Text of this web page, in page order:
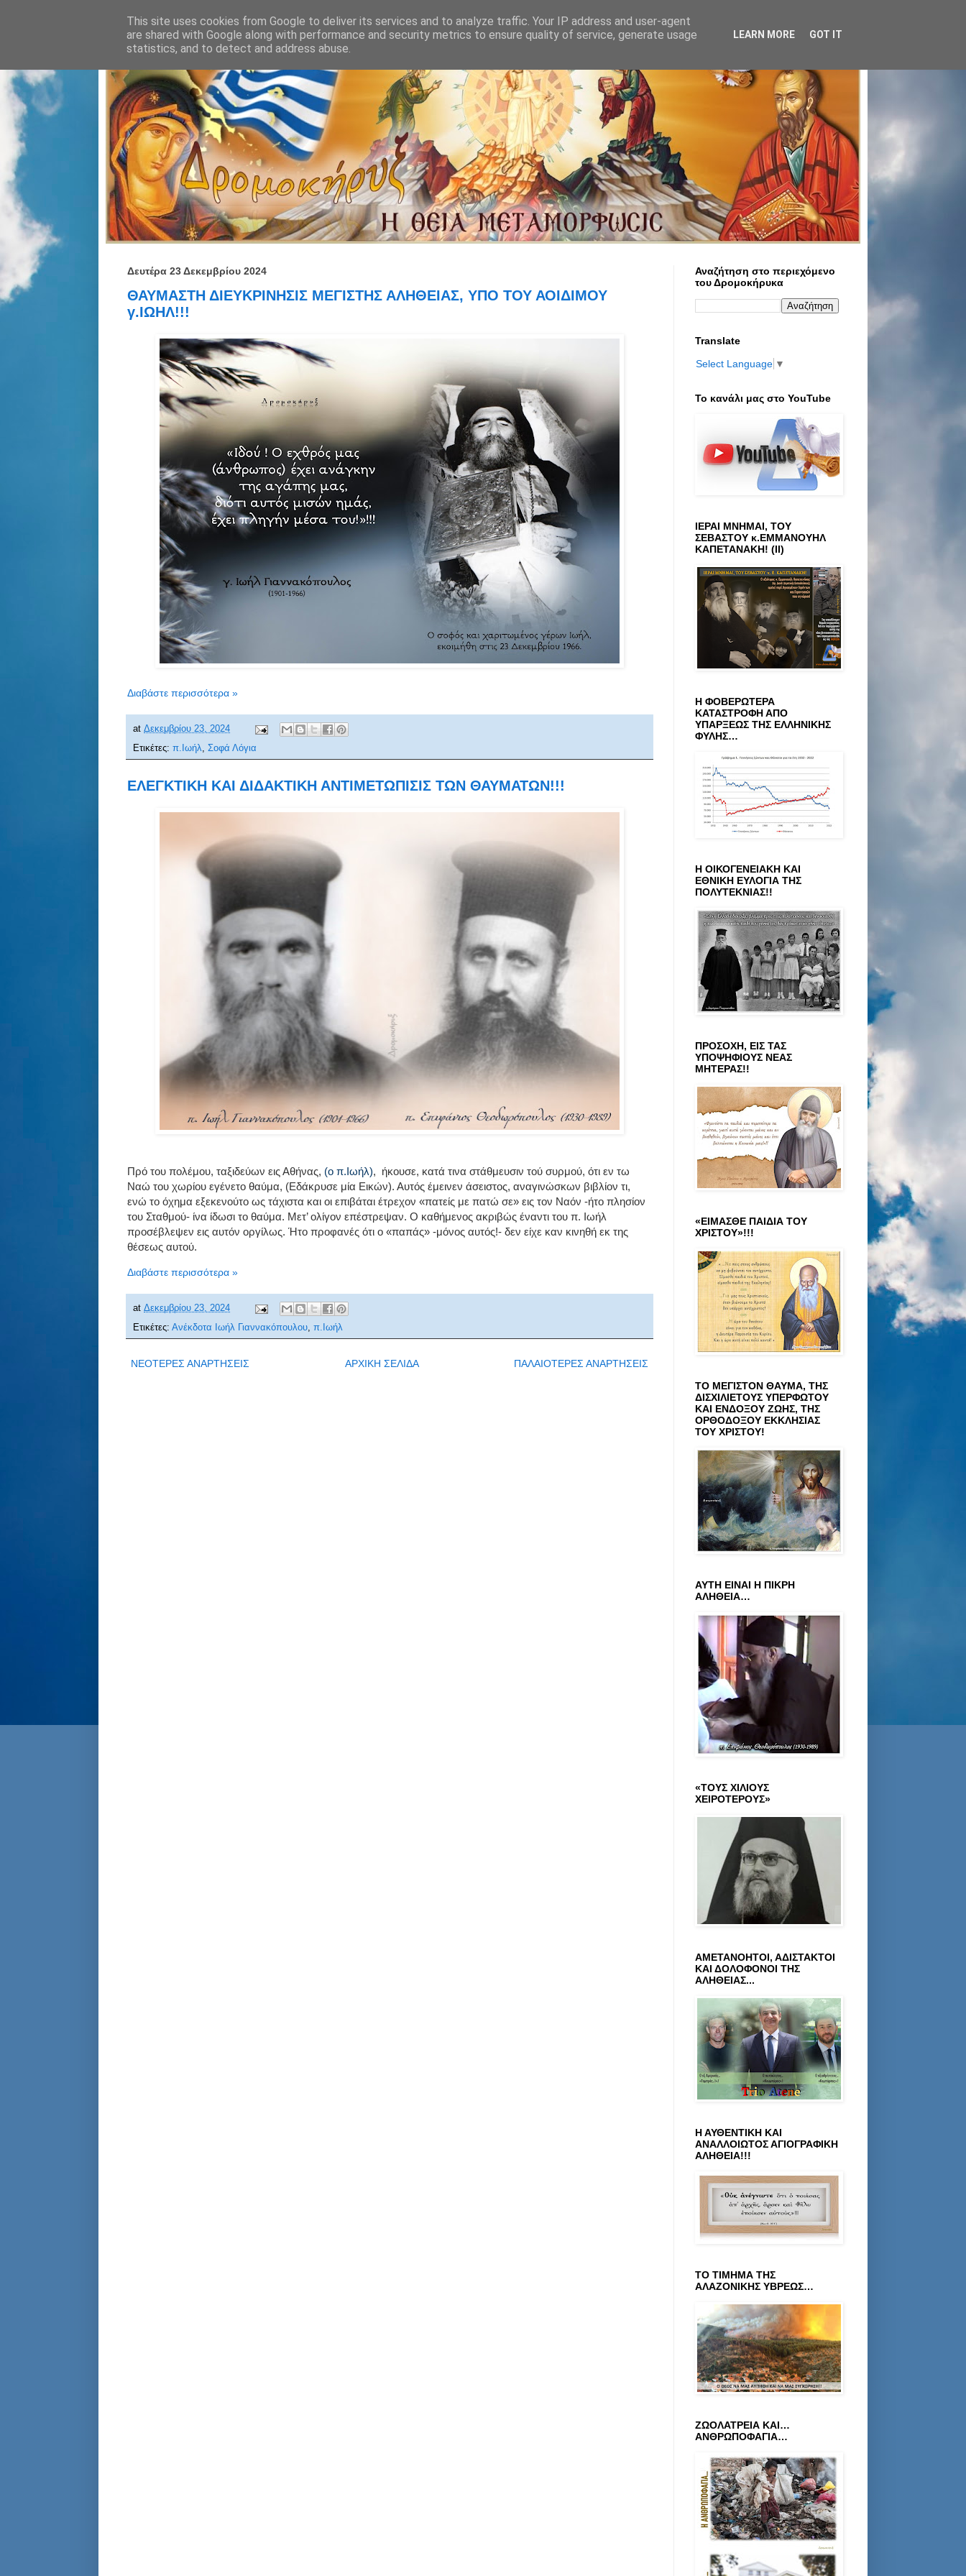
Δευτέρα 23 Δεκεμβρίου 2024
ΘΑΥΜΑΣΤΗ ΔΙΕΥΚΡΙΝΗΣΙΣ ΜΕΓΙΣΤΗΣ ΑΛΗΘΕΙΑΣ, ΥΠΟ ΤΟΥ ΑΟΙΔΙΜΟΥ
γ.ΙΩΗΛ!!!
Διαβάστε περισσότερα »
at Δεκεμβρίου 23, 2024
Ετικέτες: π.Ιωήλ, Σοφά Λόγια
ΕΛΕΓΚΤΙΚΗ ΚΑΙ ΔΙΔΑΚΤΙΚΗ ΑΝΤΙΜΕΤΩΠΙΣΙΣ ΤΩΝ ΘΑΥΜΑΤΩΝ!!!
Πρό του πολέμου, ταξιδεύων εις Αθήνας, (ο π.Ιωήλ), ήκουσε, κατά τινα στάθμευσιν τού συρμού, ότι εν τω
Ναώ του χωρίου εγένετο θαύμα, (Εδάκρυσε μία Εικών). Αυτός έμεινεν άσειστος, αναγινώσκων βιβλίον τι,
ενώ το όχημα εξεκενούτο ως τάχιστα και οι επιβάται έτρεχον «πατείς με πατώ σε» εις τον Ναόν -ήτο πλησίον
του Σταθμού- ίνα ίδωσι το θαύμα. Μετ’ ολίγον επέστρεψαν. Ο καθήμενος ακριβώς έναντι του π. Ιωήλ
προσέβλεψεν εις αυτόν οργίλως. Ήτο προφανές ότι ο «παπάς» -μόνος αυτός!- δεν είχε καν κινηθή εκ της
θέσεως αυτού.
Διαβάστε περισσότερα »
at Δεκεμβρίου 23, 2024
Ετικέτες: Ανέκδοτα Ιωήλ Γιαννακόπουλου, π.Ιωήλ
ΝΕΟΤΕΡΕΣ ΑΝΑΡΤΗΣΕΙΣ ΠΑΛΑΙΟΤΕΡΕΣ ΑΝΑΡΤΗΣΕΙΣ
ΑΡΧΙΚΗ ΣΕΛΙΔΑ
Αναζήτηση στο περιεχόμενο
του Δρομοκήρυκα
Translate
Select Language ▼
Το κανάλι μας στο ΥοuTube
ΙΕΡΑΙ ΜΝΗΜΑΙ, ΤΟΥ
ΣΕΒΑΣΤΟΥ κ.ΕΜΜΑΝΟΥΗΛ
ΚΑΠΕΤΑΝΑΚΗ! (ΙΙ)
Η ΦΟΒΕΡΩΤΕΡΑ
ΚΑΤΑΣΤΡΟΦΗ ΑΠΟ
ΥΠΑΡΞΕΩΣ ΤΗΣ ΕΛΛΗΝΙΚΗΣ
ΦΥΛΗΣ…
Η ΟΙΚΟΓΕΝΕΙΑΚΗ ΚΑΙ
ΕΘΝΙΚΗ ΕΥΛΟΓΙΑ ΤΗΣ
ΠΟΛΥΤΕΚΝΙΑΣ!!
ΠΡΟΣΟΧΗ, ΕΙΣ ΤΑΣ
ΥΠΟΨΗΦΙΟΥΣ ΝΕΑΣ
ΜΗΤΕΡΑΣ!!
«ΕΙΜΑΣΘΕ ΠΑΙΔΙΑ ΤΟΥ
ΧΡΙΣΤΟΥ»!!!
ΤΟ ΜΕΓΙΣΤΟΝ ΘΑΥΜΑ, ΤΗΣ
ΔΙΣΧΙΛΙΕΤΟΥΣ ΥΠΕΡΦΩΤΟΥ
ΚΑΙ ΕΝΔΟΞΟΥ ΖΩΗΣ, ΤΗΣ
ΟΡΘΟΔΟΞΟΥ ΕΚΚΛΗΣΙΑΣ
ΤΟΥ ΧΡΙΣΤΟΥ!
ΑΥΤΗ ΕΙΝΑΙ Η ΠΙΚΡΗ
ΑΛΗΘΕΙΑ…
«ΤΟΥΣ ΧΙΛΙΟΥΣ
ΧΕΙΡΟΤΕΡΟΥΣ»
ΑΜΕΤΑΝΟΗΤΟΙ, ΑΔΙΣΤΑΚΤΟΙ
ΚΑΙ ΔΟΛΟΦΟΝΟΙ ΤΗΣ
ΑΛΗΘΕΙΑΣ...
Η ΑΥΘΕΝΤΙΚΗ ΚΑΙ
ΑΝΑΛΛΟΙΩΤΟΣ ΑΓΙΟΓΡΑΦΙΚΗ
ΑΛΗΘΕΙΑ!!!
ΤΟ ΤΙΜΗΜΑ ΤΗΣ
ΑΛΑΖΟΝΙΚΗΣ ΥΒΡΕΩΣ…
ΖΩΟΛΑΤΡΕΙΑ ΚΑΙ…
ΑΝΘΡΩΠΟΦΑΓΙΑ…
This site uses cookies from Google to deliver its services and to analyze traffic. Your IP address and user-agent
are shared with Google along with performance and security metrics to ensure quality of service, generate usage
statistics, and to detect and address abuse.
LEARN MORE GOT IT